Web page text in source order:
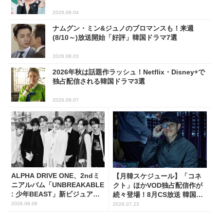
2026.08.04
ナムグン・ミン&ジュノのブロマンスも！来週
(8/10～)放送開始「好評」韓国ドラマ7選
2026.08.03
2026年秋は話題作ラッシュ！Netflix・Disney+で
独占配信される韓国ドラマ3選
2026.08.07
ALPHA DRIVE ONE、2ndミ
ニアルバム「UNBREAKABLE
: 少年BEAST」新ビジュアル
解禁！
2026.08.06
【月韓スケジュール】「コネ
クト」ほかVOD独占配信作が
続々登場！8月CS放送 韓国ド
ラマ(全66選)
2026.07.23